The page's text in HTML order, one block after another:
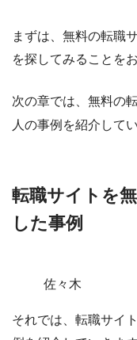
まずは、 無料の転職
を探してみることを
次の章では、無料の
人の事例を紹介して
転職サイトを
した事例
佐々木
それでは、転職サイ